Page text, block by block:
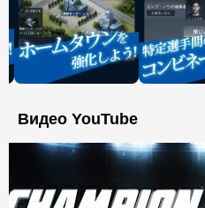
Видео YouTube